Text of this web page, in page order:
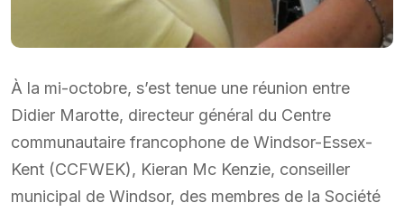
À la mi-octobre, s’est tenue une réunion entre
Didier Marotte, directeur général du Centre
communautaire francophone de Windsor-Essex-
Kent (CCFWEK), Kieran Mc Kenzie, conseiller
municipal de Windsor, des membres de la Société